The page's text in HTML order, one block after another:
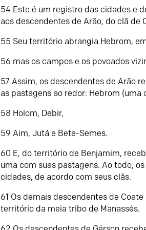
54 Este é um registro das cidades e
aos descendentes de Arão, do clã de
55 Seu território abrangia Hebrom,
56 mas os campos e os povoados
57 Assim, os descendentes de Arão
as pastagens ao redor: Hebrom
58 Holom, Debir,
59 Aim, Jutá e Bete-Semes.
60 E, do território de Benjamim,
uma com suas pastagens. Ao todo,
cidades, de acordo com seus clãs.
61 Os demais descendentes de
território da meia tribo de Manassés.